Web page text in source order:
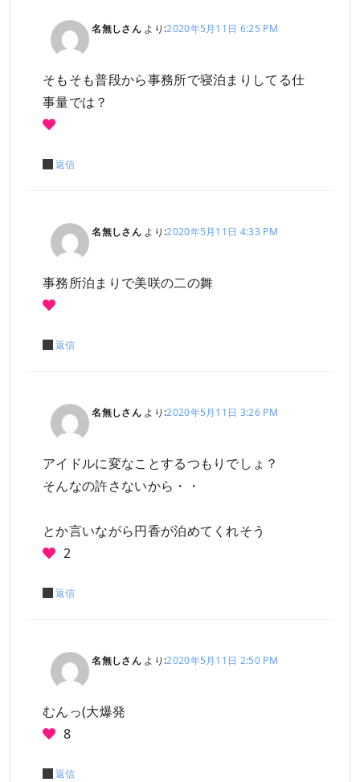
名無しさん より:2020年5月11日 6:25 PM
そもそも普段から事務所で寝泊まりしてる仕
事量では？
返信
名無しさん より:2020年5月11日 4:33 PM
事務所泊まりで美咲の二の舞
返信
名無しさん より:2020年5月11日 3:26 PM
アイドルに変なことするつもりでしょ？
そんなの許さないから・・
とか言いながら円香が泊めてくれそう
2
返信
名無しさん より:2020年5月11日 2:50 PM
むんっ(大爆発
8
返信